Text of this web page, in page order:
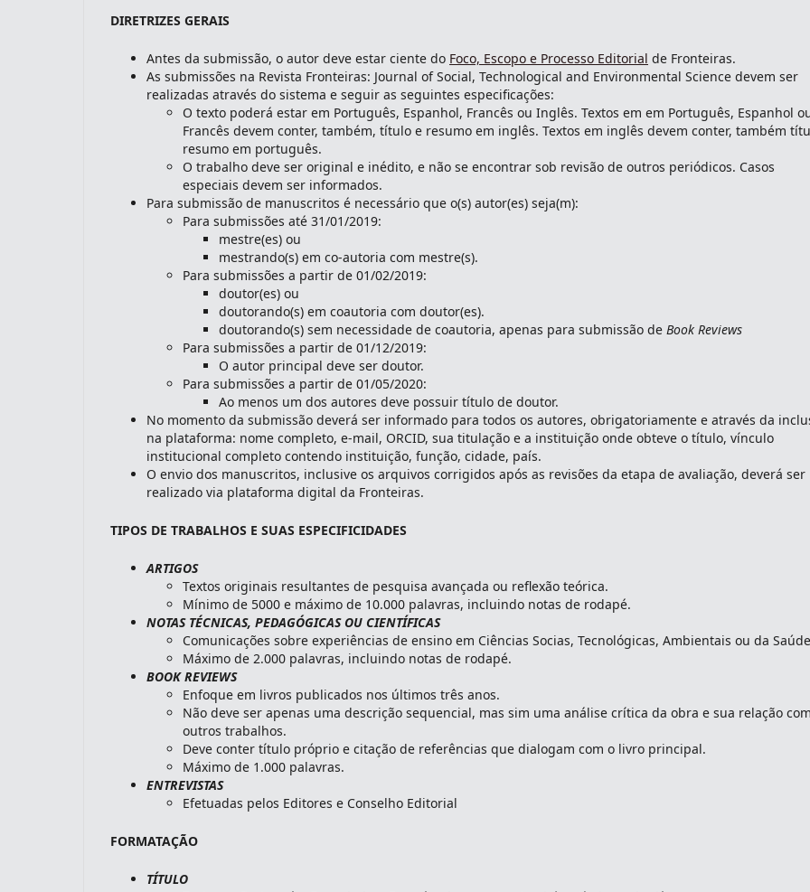
DIRETRIZES GERAIS
Antes da submissão, o autor deve estar ciente do Foco, Escopo e Processo Editorial de Fronteiras.
As submissões na Revista Fronteiras: Journal of Social, Technological and Environmental Science devem ser
realizadas através do sistema e seguir as seguintes especificações:
O texto poderá estar em Português, Espanhol, Francês ou Inglês. Textos em em Português, Espanhol
Francês devem conter, também, título e resumo em inglês. Textos em inglês devem conter, também
resumo em português.
O trabalho deve ser original e inédito, e não se encontrar sob revisão de outros periódicos. Casos
especiais devem ser informados.
Para submissão de manuscritos é necessário que o(s) autor(es) seja(m):
Para submissões até 31/01/2019:
mestre(es) ou
mestrando(s) em co-autoria com mestre(s).
Para submissões a partir de 01/02/2019:
doutor(es) ou
doutorando(s) em coautoria com doutor(es).
doutorando(s) sem necessidade de coautoria, apenas para submissão de Book Reviews
Para submissões a partir de 01/12/2019:
O autor principal deve ser doutor.
Para submissões a partir de 01/05/2020:
Ao menos um dos autores deve possuir título de doutor.
No momento da submissão deverá ser informado para todos os autores, obrigatoriamente e através da
na plataforma: nome completo, e-mail, ORCID, sua titulação e a instituição onde obteve o título, vínculo
institucional completo contendo instituição, função, cidade, país.
O envio dos manuscritos, inclusive os arquivos corrigidos após as revisões da etapa de avaliação, deverá ser
realizado via plataforma digital da Fronteiras.
TIPOS DE TRABALHOS E SUAS ESPECIFICIDADES
ARTIGOS
Textos originais resultantes de pesquisa avançada ou reflexão teórica.
Mínimo de 5000 e máximo de 10.000 palavras, incluindo notas de rodapé.
NOTAS TÉCNICAS, PEDAGÓGICAS OU CIENTÍFICAS
Comunicações sobre experiências de ensino em Ciências Socias, Tecnológicas, Ambientais ou da
Máximo de 2.000 palavras, incluindo notas de rodapé.
BOOK REVIEWS
Enfoque em livros publicados nos últimos três anos.
Não deve ser apenas uma descrição sequencial, mas sim uma análise crítica da obra e sua relação
outros trabalhos.
Deve conter título próprio e citação de referências que dialogam com o livro principal.
Máximo de 1.000 palavras.
ENTREVISTAS
Efetuadas pelos Editores e Conselho Editorial
FORMATAÇÃO
TÍTULO
indexadores-fronteiras